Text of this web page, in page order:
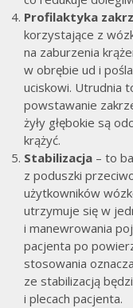
Profilaktyka
korzystające z
na zaburzenia
w obrębie ud i
uciskowi. Utrudnia
powstawanie
żyły głębokie są
krążyć.
Stabilizacja – to
z poduszki
użytkowników
utrzymuje się w
i manewrowania
pacjenta po
stosowania
ze stabilizacją
i plecach pacjenta.